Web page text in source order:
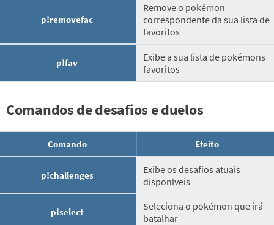
p!removefac
Remove o pokémon
correspondente da sua lista de
favoritos
p!fav
Exibe a sua lista de pokémons
favoritos
Comandos de desafios e duelos
Comando Efeito
p!challenges
Exibe os desafios atuais
disponíveis
p!select
Seleciona o pokémon que irá
batalhar